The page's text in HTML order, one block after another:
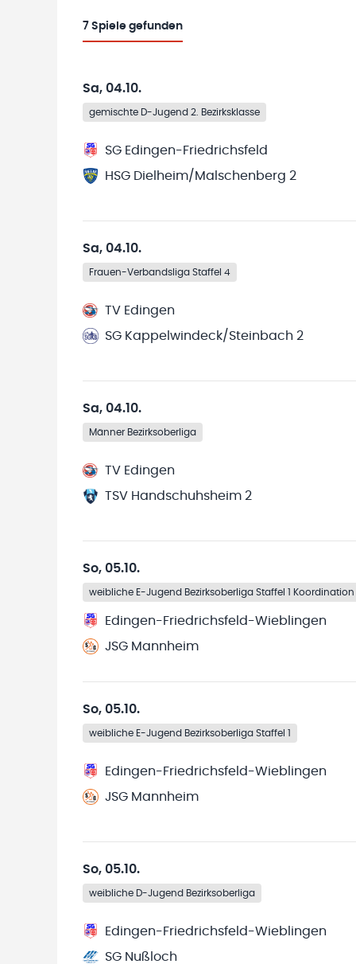
7 Spiele gefunden
Sa, 04.10.
gemischte D-Jugend 2. Bezirksklasse
SG Edingen-Friedrichsfeld
HSG Dielheim/Malschenberg 2
Sa, 04.10.
Frauen-Verbandsliga Staffel 4
TV Edingen
SG Kappelwindeck/Steinbach 2
Sa, 04.10.
Männer Bezirksoberliga
TV Edingen
TSV Handschuhsheim 2
So, 05.10.
weibliche E-Jugend Bezirksoberliga Staffel 1 Koordination
Edingen-Friedrichsfeld-Wieblingen
JSG Mannheim
So, 05.10.
weibliche E-Jugend Bezirksoberliga Staffel 1
Edingen-Friedrichsfeld-Wieblingen
JSG Mannheim
So, 05.10.
weibliche D-Jugend Bezirksoberliga
Edingen-Friedrichsfeld-Wieblingen
SG Nußloch